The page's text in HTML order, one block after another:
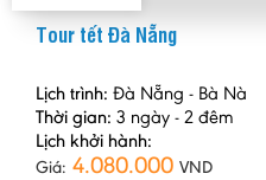
Tour tết Đà Nẵng
Lịch trình: Đà Nẵng - Bà Nà
Thời gian: 3 ngày - 2 đêm
Lịch khởi hành:
Giá: 4.080.000 VND